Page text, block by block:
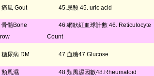
痛風 Gout 45.尿酸 45. uric acid
骨髓Bone
46.網狀紅血球計數 46. Reticulocyte
Count
糖尿病 DM 47.血糖47.Glucose
類風濕
48.類風濕因數48.Rheumatoid